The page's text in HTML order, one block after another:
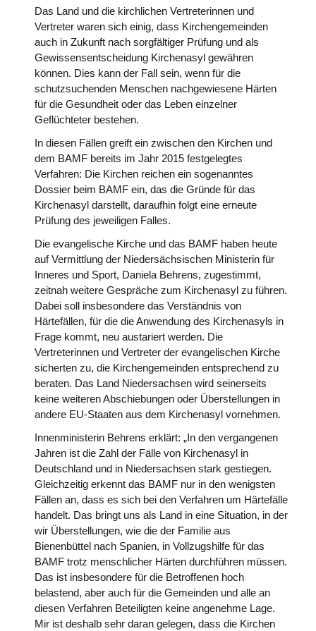
Das Land und die kirchlichen Vertreterinnen und
Vertreter waren sich einig, dass Kirchengemeinden
auch in Zukunft nach sorgfältiger Prüfung und als
Gewissensentscheidung Kirchenasyl gewähren
können. Dies kann der Fall sein, wenn für die
schutzsuchenden Menschen nachgewiesene Härten
für die Gesundheit oder das Leben einzelner
Geflüchteter bestehen.
In diesen Fällen greift ein zwischen den Kirchen und
dem BAMF bereits im Jahr 2015 festgelegtes
Verfahren: Die Kirchen reichen ein sogenanntes
Dossier beim BAMF ein, das die Gründe für das
Kirchenasyl darstellt, daraufhin folgt eine erneute
Prüfung des jeweiligen Falles.
Die evangelische Kirche und das BAMF haben heute
auf Vermittlung der Niedersächsischen Ministerin für
Inneres und Sport, Daniela Behrens, zugestimmt,
zeitnah weitere Gespräche zum Kirchenasyl zu führen.
Dabei soll insbesondere das Verständnis von
Härtefällen, für die die Anwendung des Kirchenasyls in
Frage kommt, neu austariert werden. Die
Vertreterinnen und Vertreter der evangelischen Kirche
sicherten zu, die Kirchengemeinden entsprechend zu
beraten. Das Land Niedersachsen wird seinerseits
keine weiteren Abschiebungen oder Überstellungen in
andere EU-Staaten aus dem Kirchenasyl vornehmen.
Innenministerin Behrens erklärt: „In den vergangenen
Jahren ist die Zahl der Fälle von Kirchenasyl in
Deutschland und in Niedersachsen stark gestiegen.
Gleichzeitig erkennt das BAMF nur in den wenigsten
Fällen an, dass es sich bei den Verfahren um Härtefälle
handelt. Das bringt uns als Land in eine Situation, in der
wir Überstellungen, wie die der Familie aus
Bienenbüttel nach Spanien, in Vollzugshilfe für das
BAMF trotz menschlicher Härten durchführen müssen.
Das ist insbesondere für die Betroffenen hoch
belastend, aber auch für die Gemeinden und alle an
diesen Verfahren Beteiligten keine angenehme Lage.
Mir ist deshalb sehr daran gelegen, dass die Kirchen